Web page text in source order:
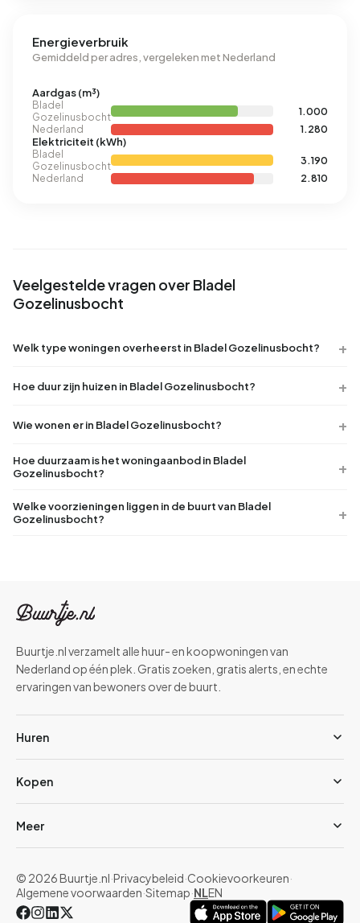
Energieverbruik
Gemiddeld per adres, vergeleken met Nederland
Aardgas (m³)
Bladel
Gozelinusbocht
1.000
Nederland
1.280
Elektriciteit (kWh)
Bladel
Gozelinusbocht
3.190
Nederland
2.810
Veelgestelde vragen over Bladel
Gozelinusbocht
Welk type woningen overheerst in Bladel Gozelinusbocht?
Hoe duur zijn huizen in Bladel Gozelinusbocht?
Wie wonen er in Bladel Gozelinusbocht?
Hoe duurzaam is het woningaanbod in Bladel
Gozelinusbocht?
Welke voorzieningen liggen in de buurt van Bladel
Gozelinusbocht?
Buurtje.nl verzamelt alle huur- en koopwoningen van
Nederland op één plek. Gratis zoeken, gratis alerts, en echte
ervaringen van bewoners over de buurt.
Huren
Kopen
Meer
© 2026 Buurtje.nl·Privacybeleid·Cookievoorkeuren·
Algemene voorwaarden·Sitemap·NLEN